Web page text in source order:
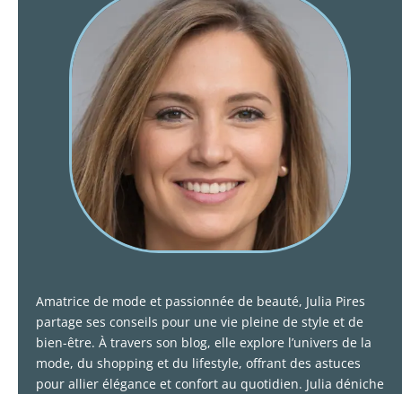
Amatrice de mode et passionnée de beauté, Julia Pires
partage ses conseils pour une vie pleine de style et de
bien-être. À travers son blog, elle explore l’univers de la
mode, du shopping et du lifestyle, offrant des astuces
pour allier élégance et confort au quotidien. Julia déniche